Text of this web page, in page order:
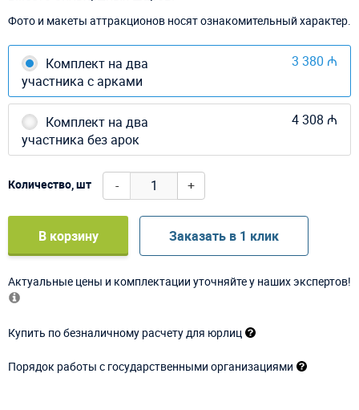
Фото и макеты аттракционов носят ознакомительный характер.
Комплект на два
участника с арками
3 380 ₼
Комплект на два
участника без арок
4 308 ₼
Количество, шт - +
В корзину Заказать в 1 клик
Актуальные цены и комплектации уточняйте у наших экспертов!
Купить по безналичному расчету для юрлиц
Порядок работы с государственными организациями